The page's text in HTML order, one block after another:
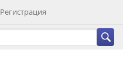
Регистрация